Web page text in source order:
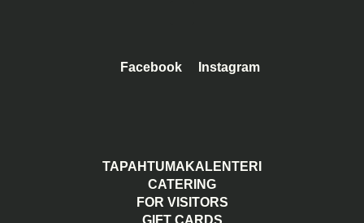
Facebook Instagram
TAPAHTUMAKALENTERI
CATERING
FOR VISITORS